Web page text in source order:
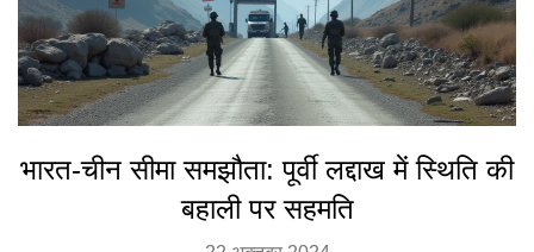
भारत-चीन सीमा समझौता: पूर्वी लद्दाख में स्थिति की
बहाली पर सहमति